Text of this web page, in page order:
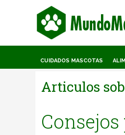
CUIDADOS MASCOTAS
Articulos